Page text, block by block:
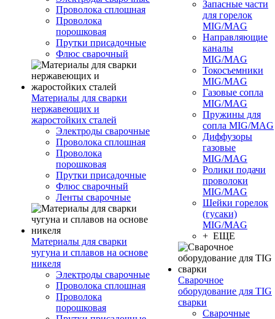
Проволока сплошная
Проволока
порошковая
Прутки присадочные
Флюс сварочный
Материалы для сварки
нержавеющих и
жаростойких сталей
Электроды сварочные
Проволока сплошная
Проволока
порошковая
Прутки присадочные
Флюс сварочный
Ленты сварочные
Материалы для сварки
чугуна и сплавов на основе
никеля
Электроды сварочные
Проволока сплошная
Проволока
порошковая
Запасные части
для горелок
MIG/MAG
Направляющие
каналы
MIG/MAG
Токосъемники
MIG/MAG
Газовые сопла
MIG/MAG
Пружины для
сопла MIG/MAG
Диффузоры
газовые
MIG/MAG
Ролики подачи
проволоки
MIG/MAG
Шейки горелок
(гусаки)
MIG/MAG
+ ЕЩЕ
Сварочное
оборудование для TIG
сварки
Сварочные